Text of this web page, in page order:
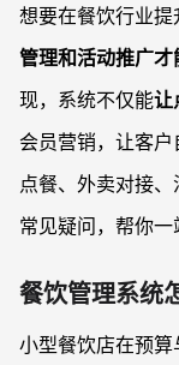
如何通过餐饮系
想要在餐饮行业提
管理和活动推广
现，系统不仅能让
会员营销，让客户
点餐、外卖对接
常见疑问，帮你一
餐饮管理系统
小型餐饮店在预算